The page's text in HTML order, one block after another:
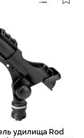
удилища Rod